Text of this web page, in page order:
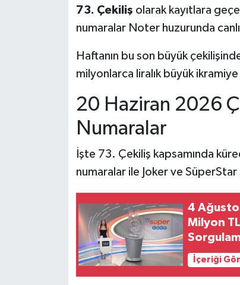
73. Çekiliş olarak kayıtlara
numaralar Noter huzurunda
Haftanın bu son büyük
milyonlarca liralık büyük
20 Haziran 2026
Numaralar
İşte 73. Çekiliş kapsamında
numaralar ile Joker ve SüperStar
4
Milyon
İçeriği